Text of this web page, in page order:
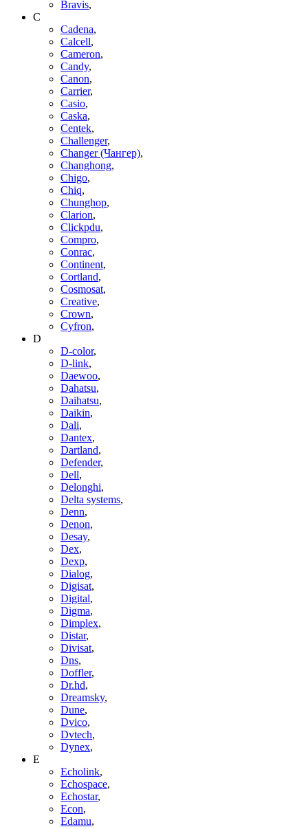
Bravis,
C
Cadena,
Calcell,
Cameron,
Candy,
Canon,
Carrier,
Casio,
Caska,
Centek,
Challenger,
Changer (Чангер),
Changhong,
Chigo,
Chiq,
Chunghop,
Clarion,
Clickpdu,
Compro,
Conrac,
Continent,
Cortland,
Cosmosat,
Creative,
Crown,
Cyfron,
D
D-color,
D-link,
Daewoo,
Dahatsu,
Daihatsu,
Daikin,
Dali,
Dantex,
Dartland,
Defender,
Dell,
Delonghi,
Delta systems,
Denn,
Denon,
Desay,
Dex,
Dexp,
Dialog,
Digisat,
Digital,
Digma,
Dimplex,
Distar,
Divisat,
Dns,
Doffler,
Dr.hd,
Dreamsky,
Dune,
Dvico,
Dvtech,
Dynex,
E
Echolink,
Echospace,
Echostar,
Econ,
Edamu,